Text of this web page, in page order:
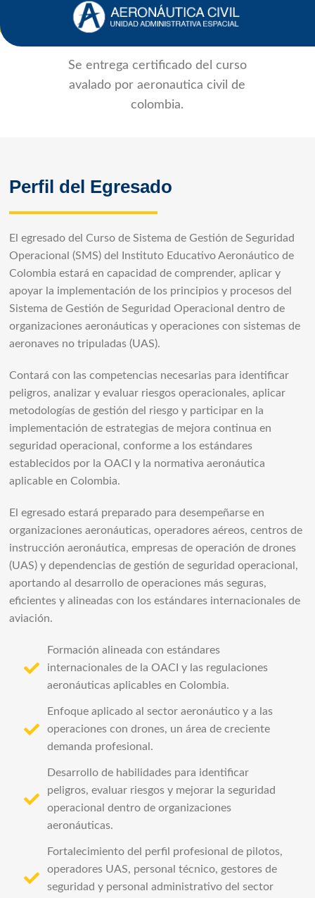
Se entrega certificado del curso
avalado por aeronautica civil de
colombia.
Perfil del Egresado
El egresado del Curso de Sistema de Gestión de Seguridad
Operacional (SMS) del Instituto Educativo Aeronáutico de
Colombia estará en capacidad de comprender, aplicar y
apoyar la implementación de los principios y procesos del
Sistema de Gestión de Seguridad Operacional dentro de
organizaciones aeronáuticas y operaciones con sistemas de
aeronaves no tripuladas (UAS).
Contará con las competencias necesarias para identificar
peligros, analizar y evaluar riesgos operacionales, aplicar
metodologías de gestión del riesgo y participar en la
implementación de estrategias de mejora continua en
seguridad operacional, conforme a los estándares
establecidos por la OACI y la normativa aeronáutica
aplicable en Colombia.
El egresado estará preparado para desempeñarse en
organizaciones aeronáuticas, operadores aéreos, centros de
instrucción aeronáutica, empresas de operación de drones
(UAS) y dependencias de gestión de seguridad operacional,
aportando al desarrollo de operaciones más seguras,
eficientes y alineadas con los estándares internacionales de
aviación.
Formación alineada con estándares
internacionales de la OACI y las regulaciones
aeronáuticas aplicables en Colombia.
Enfoque aplicado al sector aeronáutico y a las
operaciones con drones, un área de creciente
demanda profesional.
Desarrollo de habilidades para identificar
peligros, evaluar riesgos y mejorar la seguridad
operacional dentro de organizaciones
aeronáuticas.
Fortalecimiento del perfil profesional de pilotos,
operadores UAS, personal técnico, gestores de
seguridad y personal administrativo del sector